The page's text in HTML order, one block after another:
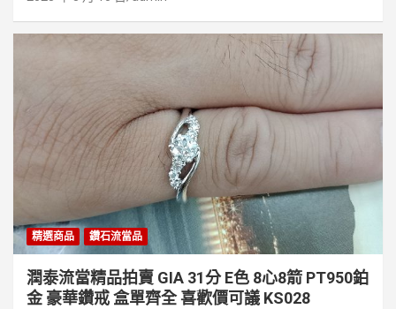
精選商品 鑽石流當品
潤泰流當精品拍賣 GIA 31分 E色 8心8箭 PT950鉑
金 豪華鑽戒 盒單齊全 喜歡價可議 KS028